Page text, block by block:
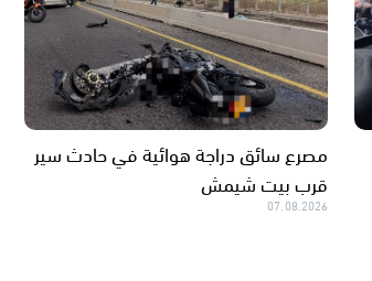
مصرع سائق دراجة هوائية في حادث سير
قرب بيت شيمش
07.08.2026